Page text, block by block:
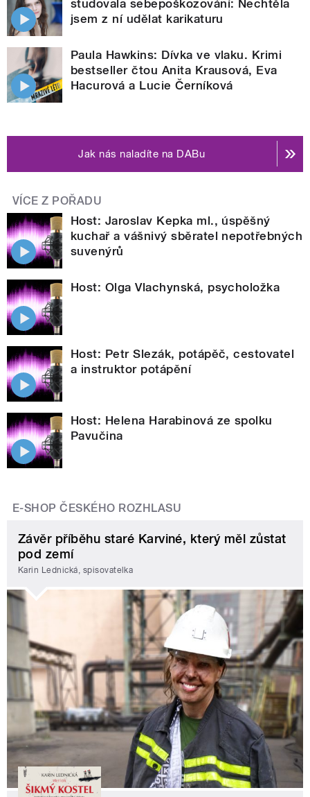
studovala sebepoškozování: Nechtěla
jsem z ní udělat karikaturu
Paula Hawkins: Dívka ve vlaku. Krimi
bestseller čtou Anita Krausová, Eva
Hacurová a Lucie Černíková
Jak nás naladíte na DABu
VÍCE Z POŘADU
Host: Jaroslav Kepka ml., úspěšný
kuchař a vášnivý sběratel nepotřebných
suvenýrů
Host: Olga Vlachynská, psycholožka
Host: Petr Slezák, potápěč, cestovatel
a instruktor potápění
Host: Helena Harabinová ze spolku
Pavučina
E-SHOP ČESKÉHO ROZHLASU
Závěr příběhu staré Karviné, který měl zůstat
pod zemí
Karin Lednická, spisovatelka